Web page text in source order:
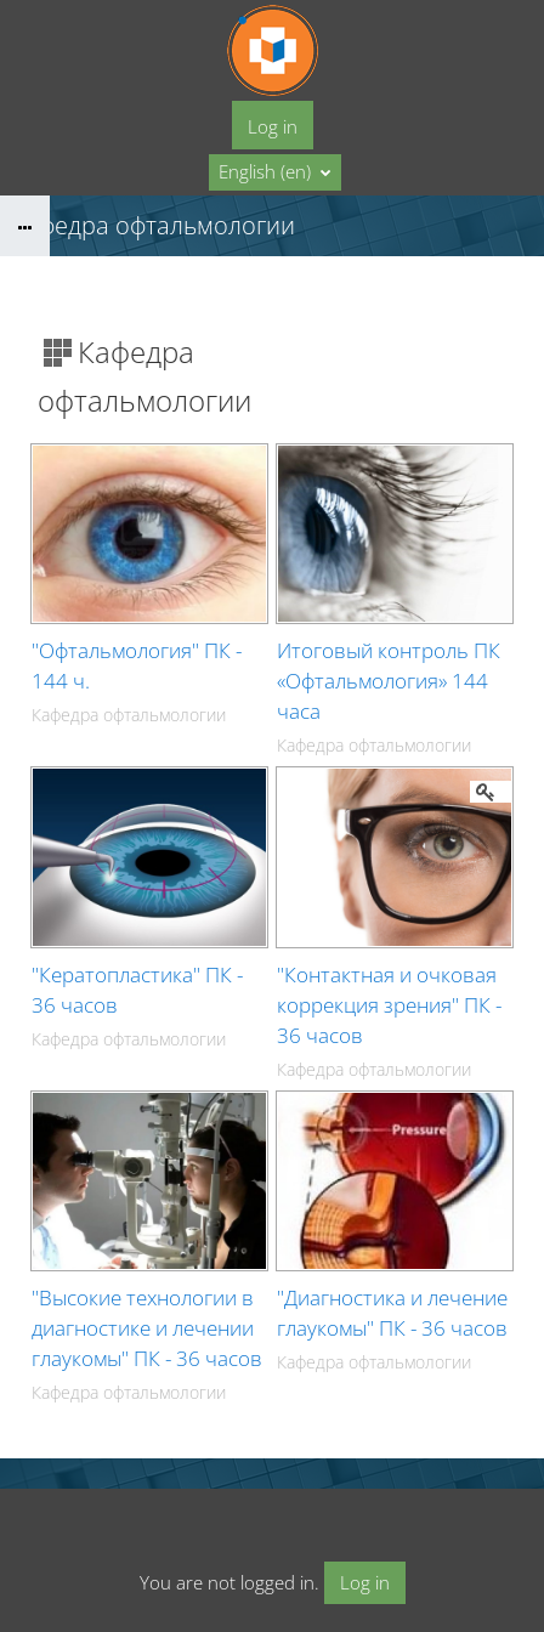
Log in
English ‎(en)‎
Кафедра офтальмологии
Кафедра
офтальмологии
"Офтальмология" ПК -
144 ч.
Кафедра офтальмологии
Итоговый контроль ПК
«Офтальмология» 144
часа
Кафедра офтальмологии
"Кератопластика" ПК -
36 часов
Кафедра офтальмологии
"Контактная и очковая
коррекция зрения" ПК -
36 часов
Кафедра офтальмологии
"Высокие технологии в
диагностике и лечении
глаукомы" ПК - 36 часов
Кафедра офтальмологии
"Диагностика и лечение
глаукомы" ПК - 36 часов
Кафедра офтальмологии
You are not logged in. Log in